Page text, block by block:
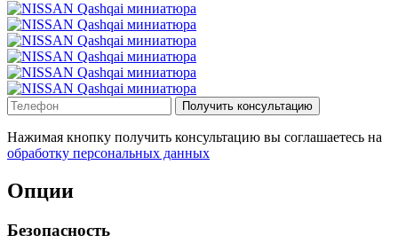
Получить консультацию
Нажимая кнопку получить консультацию вы соглашаетесь на
обработку персональных данных
Опции
Безопасность